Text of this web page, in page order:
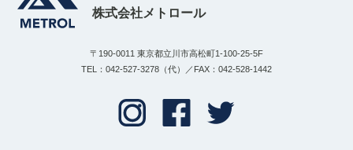
株式会社メトロール
〒190-0011 東京都立川市高松町1-100-25-5F
TEL：042-527-3278（代）／FAX：042-528-1442